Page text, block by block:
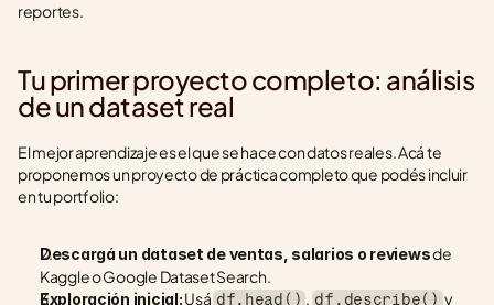
reportes.
Tu primer proyecto completo: análisis
de un dataset real
El mejor aprendizaje es el que se hace con datos reales. Acá te
proponemos un proyecto de práctica completo que podés incluir
en tu portfolio:
Descargá un dataset de ventas, salarios o reviews de
Kaggle o Google Dataset Search.
Exploración inicial: Usá df.head() , df.describe() y